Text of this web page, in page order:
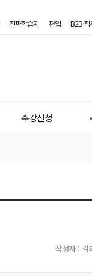
진짜학습지 편입 B2B·
수강신청
작성자 : 김